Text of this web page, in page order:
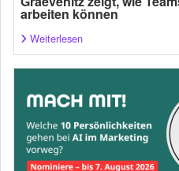
arbeiten können
Weiterlesen